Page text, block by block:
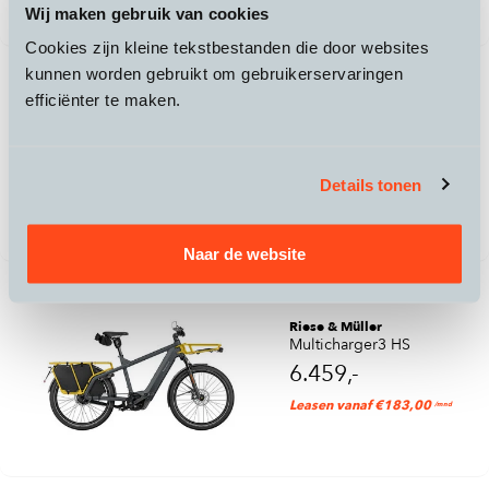
Wij maken gebruik van cookies
Cookies zijn kleine tekstbestanden die door websites
kunnen worden gebruikt om gebruikerservaringen
efficiënter te maken.
Details tonen
Naar de website
Leasen vanaf €173,00 /mnd
Riese & Müller
Multicharger3 HS
6.459,-
Leasen vanaf €183,00 /mnd